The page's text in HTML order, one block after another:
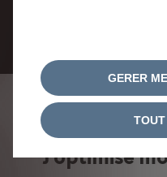
TRIP
J'optimise
GERER